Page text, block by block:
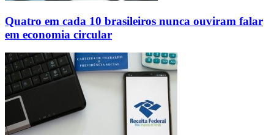
Quatro em cada 10 brasileiros nunca ouviram falar
em economia circular